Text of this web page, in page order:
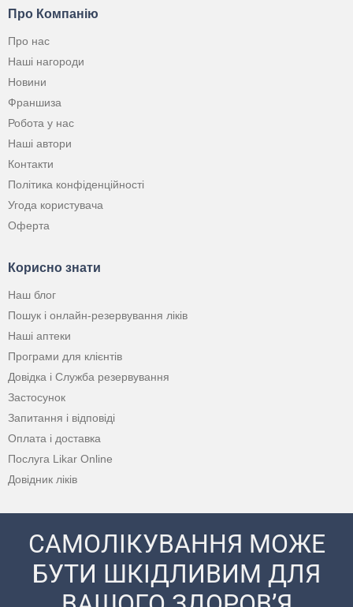
Про Компанію
Про нас
Наші нагороди
Новини
Франшиза
Робота у нас
Наші автори
Контакти
Політика конфіденційності
Угода користувача
Оферта
Корисно знати
Наш блог
Пошук і онлайн-резервування ліків
Наші аптеки
Програми для клієнтів
Довідка і Служба резервування
Застосунок
Запитання і відповіді
Оплата і доставка
Послуга Likar Online
Довідник ліків
САМОЛІКУВАННЯ МОЖЕ
БУТИ ШКІДЛИВИМ ДЛЯ